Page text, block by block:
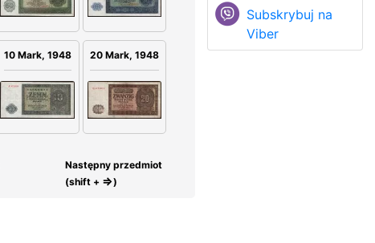
10 Mark, 1948 20 Mark, 1948
Następny przedmiot
(shift + ⇒)
Subskrybuj na
Viber